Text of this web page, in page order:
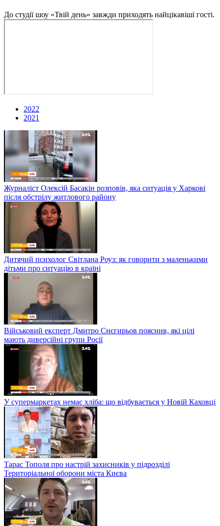
До студії шоу «Твій день» завжди приходять найцікавіші гості.
2022
2021
Журналіст Олексій Басакін розповів, яка ситуація у Харкові
після обстрілу житлового району
Дитячий психолог Світлана Роуз: як говорити з маленькими
дітьми про ситуацію в країні
Військовий експерт Дмитро Снєгирьов пояснив, які цілі
мають диверсійні групи Росії
У супермаркетах немає хліба: що відбувається у Новій Каховці
Тарас Тополя про настрій захисників у підрозділі
Територіальної оборони міста Києва